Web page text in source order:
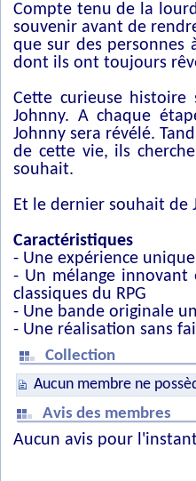
Compte tenu de la
souvenir avant de
que sur des
dont ils ont toujours
Cette curieuse
Johnny. A chaque
Johnny sera révélé.
de cette vie, ils
souhait.
Et le dernier souhait de
Caractéristiques
- Une expérience
- Un mélange
classiques du RPG
- Une bande originale
- Une réalisation sans
Collection
Aucun membre ne
Avis des membres
Aucun avis pour